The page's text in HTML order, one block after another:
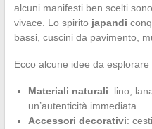
alcuni manifesti ben scelti
vivace. Lo spirito japandi
bassi, cuscini da pavimento,
Ecco alcune idee da
Materiali naturali: lino,
un’autenticità immediata
Accessori decorativi: